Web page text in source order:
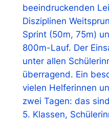
beeindruckenden
Disziplinen
Sprint (50m, 75m)
800m-Lauf. Der
unter allen
überragend. Ein
vielen Helferinnen
zwei Tagen: das
5. Klassen,